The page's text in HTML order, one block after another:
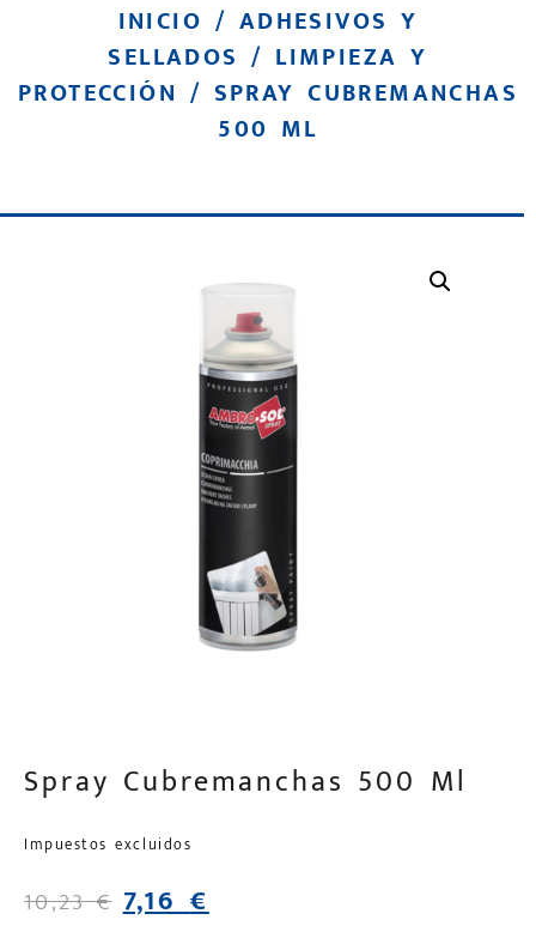
INICIO / ADHESIVOS Y
SELLADOS / LIMPIEZA Y
PROTECCIÓN / SPRAY CUBREMANCHAS
500 ML
Spray Cubremanchas 500 Ml
Impuestos excluidos
10,23€ 7,16€